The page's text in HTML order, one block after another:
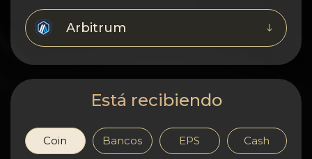
Wiki
FAQ
Reputación
Mapa del sitio
Arbitrum
Está recibiendo
Coin Bancos EPS Cash